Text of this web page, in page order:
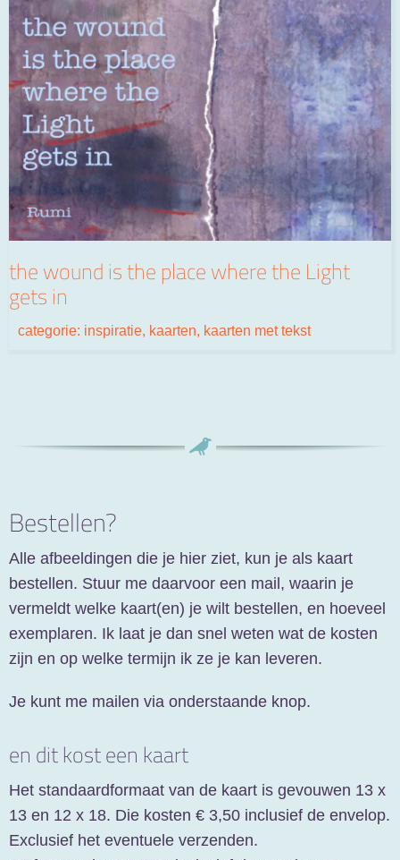
the wound is the place where the Light
gets in
categorie: inspiratie, kaarten, kaarten met tekst
Bestellen?
Alle afbeeldingen die je hier ziet, kun je als kaart
bestellen. Stuur me daarvoor een mail, waarin je
vermeldt welke kaart(en) je wilt bestellen, en hoeveel
exemplaren. Ik laat je dan snel weten wat de kosten
zijn en op welke termijn ik ze je kan leveren.
Je kunt me mailen via onderstaande knop.
en dit kost een kaart
Het standaardformaat van de kaart is gevouwen 13 x
13 en 12 x 18. Die kosten € 3,50 inclusief de envelop.
Exclusief het eventuele verzenden.